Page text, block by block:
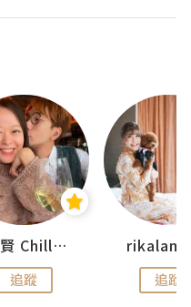
思思賢 ChillMyBabe
追蹤 追蹤